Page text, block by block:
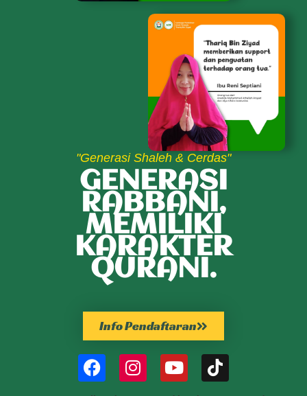
"Generasi Shaleh & Cerdas"
GENERASI
RABBANI,
MEMILIKI
KARAKTER
QURANI.
Info Pendaftaran